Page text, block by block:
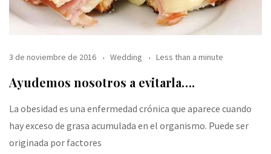
3 de noviembre de 2016 Wedding Less than a minute
Ayudemos nosotros a evitarla….
La obesidad es una enfermedad crónica que aparece cuando
hay exceso de grasa acumulada en el organismo. Puede ser
originada por factores